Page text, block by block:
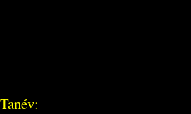
Tanév: